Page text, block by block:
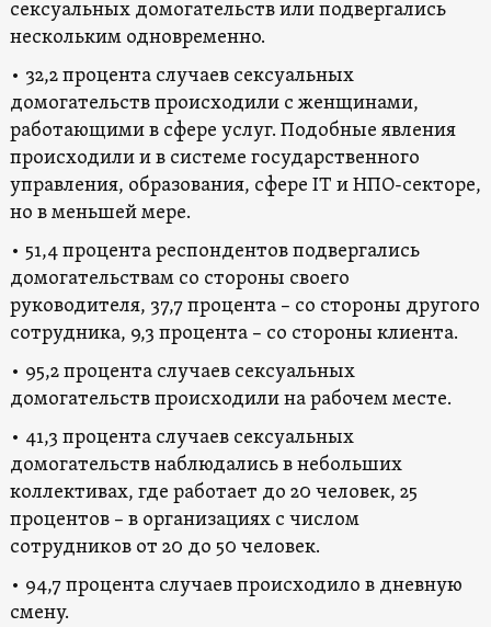
сексуальных домогательств или подвергались
нескольким одновременно.
• 32,2 процента случаев сексуальных
домогательств происходили с женщинами,
работающими в сфере услуг. Подобные явления
происходили и в системе государственного
управления, образования, сфере IT и НПО-секторе,
но в меньшей мере.
• 51,4 процента респондентов подвергались
домогательствам со стороны своего
руководителя, 37,7 процента – со стороны другого
сотрудника, 9,3 процента – со стороны клиента.
• 95,2 процента случаев сексуальных
домогательств происходили на рабочем месте.
• 41,3 процента случаев сексуальных
домогательств наблюдались в небольших
коллективах, где работает до 20 человек, 25
процентов – в организациях с числом
сотрудников от 20 до 50 человек.
• 94,7 процента случаев происходило в дневную
смену.